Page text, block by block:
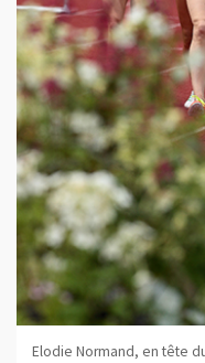
Elodie Normand, en tête